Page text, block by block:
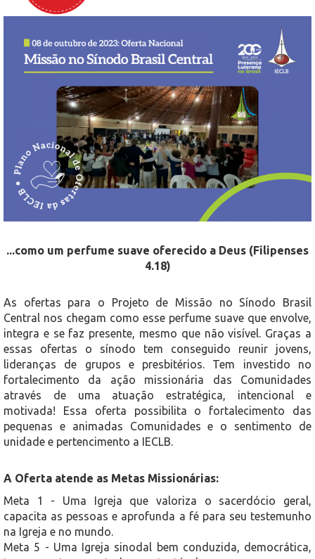
...como um perfume suave oferecido a Deus (Filipenses
4.18)
As ofertas para o Projeto de Missão no Sínodo Brasil
Central nos chegam como esse perfume suave que envolve,
integra e se faz presente, mesmo que não visível. Graças a
essas ofertas o sínodo tem conseguido reunir jovens,
lideranças de grupos e presbitérios. Tem investido no
fortalecimento da ação missionária das Comunidades
através de uma atuação estratégica, intencional e
motivada! Essa oferta possibilita o fortalecimento das
pequenas e animadas Comunidades e o sentimento de
unidade e pertencimento a IECLB.
A Oferta atende as Metas Missionárias:
Meta 1 - Uma Igreja que valoriza o sacerdócio geral,
capacita as pessoas e aprofunda a fé para seu testemunho
na Igreja e no mundo.
Meta 5 - Uma Igreja sinodal bem conduzida, democrática,